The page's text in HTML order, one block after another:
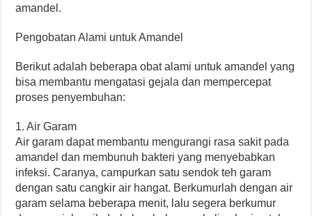
amandel.
Pengobatan Alami untuk Amandel
Berikut adalah beberapa obat alami untuk amandel yang
bisa membantu mengatasi gejala dan mempercepat
proses penyembuhan:
1. Air Garam
Air garam dapat membantu mengurangi rasa sakit pada
amandel dan membunuh bakteri yang menyebabkan
infeksi. Caranya, campurkan satu sendok teh garam
dengan satu cangkir air hangat. Berkumurlah dengan air
garam selama beberapa menit, lalu segera berkumur